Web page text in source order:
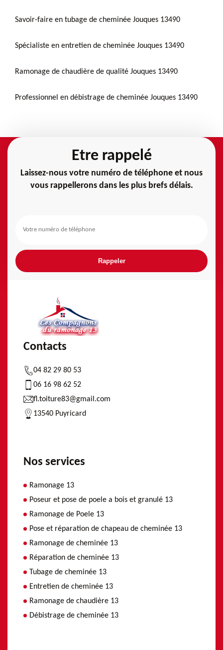
Savoir-faire en tubage de cheminée Jouques 13490
Spécialiste en entretien de cheminée Jouques 13490
Ramonage de chaudière de qualité Jouques 13490
Professionnel en débistrage de cheminée Jouques 13490
Etre rappelé
Laissez-nous votre numéro de téléphone et nous
vous rappellerons dans les plus brefs délais.
Contacts
04 82 29 80 53
06 16 98 62 52
fl.toiture83@gmail.com
13540 Puyricard
Nos services
Ramonage 13
Poseur et pose de poele a bois et granulé 13
Ramonage de Poele 13
Pose et réparation de chapeau de cheminée 13
Ramonage de cheminée 13
Réparation de cheminée 13
Tubage de cheminée 13
Entretien de cheminée 13
Ramonage de chaudière 13
Débistrage de cheminée 13